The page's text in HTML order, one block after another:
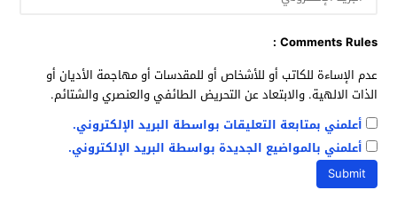
Comments Rules :
عدم الإساءة للكاتب أو للأشخاص أو للمقدسات أو مهاجمة الأديان أو
الذات الالهية. والابتعاد عن التحريض الطائفي والعنصري والشتائم.
أعلمني بمتابعة التعليقات بواسطة البريد الإلكتروني.
أعلمني بالمواضيع الجديدة بواسطة البريد الإلكتروني.